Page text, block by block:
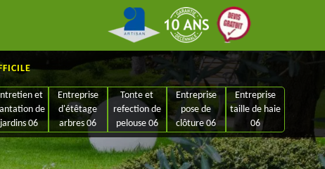
et
de
jardins 06
Entreprise
d'étêtage
arbres 06
Tonte et
refection de
pelouse 06
Entreprise
pose de
clôture 06
Entreprise
taille de haie
06